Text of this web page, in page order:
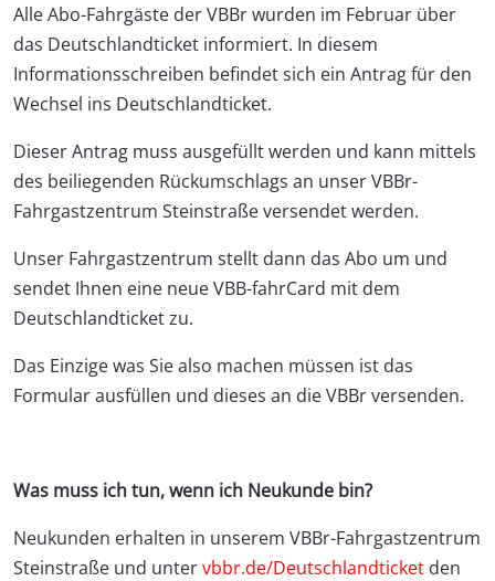
Alle Abo-Fahrgäste der VBBr wurden im Februar über
das Deutschlandticket informiert. In diesem
Informationsschreiben befindet sich ein Antrag für den
Wechsel ins Deutschlandticket.
Dieser Antrag muss ausgefüllt werden und kann mittels
des beiliegenden Rückumschlags an unser VBBr-
Fahrgastzentrum Steinstraße versendet werden.
Unser Fahrgastzentrum stellt dann das Abo um und
sendet Ihnen eine neue VBB-fahrCard mit dem
Deutschlandticket zu.
Das Einzige was Sie also machen müssen ist das
Formular ausfüllen und dieses an die VBBr versenden.
Was muss ich tun, wenn ich Neukunde bin?
Neukunden erhalten in unserem VBBr-Fahrgastzentrum
Steinstraße und untervbbr.de/Deutschlandticket den